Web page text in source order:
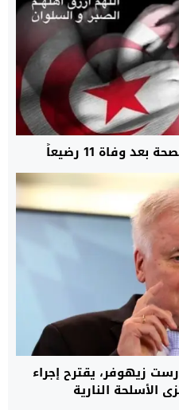
وفاة 11 رضيعاً
زيهوفر، يقترح إجراء
الأسلحة النارية